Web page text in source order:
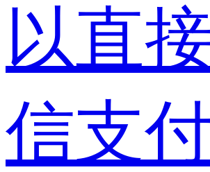
以直
信支